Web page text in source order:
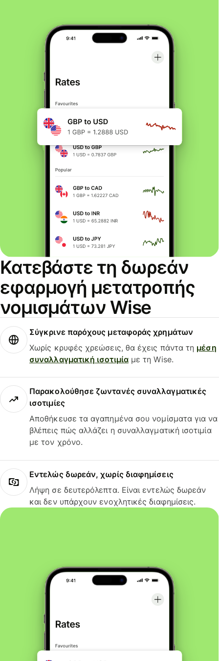
Κατεβάστε τη δωρεάν
εφαρμογή μετατροπής
νομισμάτων Wise
Σύγκρινε παρόχους μεταφοράς χρημάτων
Χωρίς κρυφές χρεώσεις, θα έχεις πάντα τη μέση
συναλλαγματική ισοτιμίαμε τη Wise.
Παρακολούθησε ζωντανές συναλλαγματικές
ισοτιμίες
Αποθήκευσε τα αγαπημένα σου νομίσματα για να
βλέπεις πώς αλλάζει η συναλλαγματική ισοτιμία
με τον χρόνο.
Εντελώς δωρεάν, χωρίς διαφημίσεις
Λήψη σε δευτερόλεπτα. Είναι εντελώς δωρεάν
και δεν υπάρχουν ενοχλητικές διαφημίσεις.